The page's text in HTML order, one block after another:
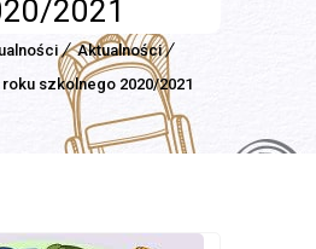
2021
Aktualności
szkolnego 2020/2021